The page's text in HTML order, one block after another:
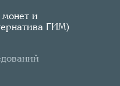
и
ГИМ)